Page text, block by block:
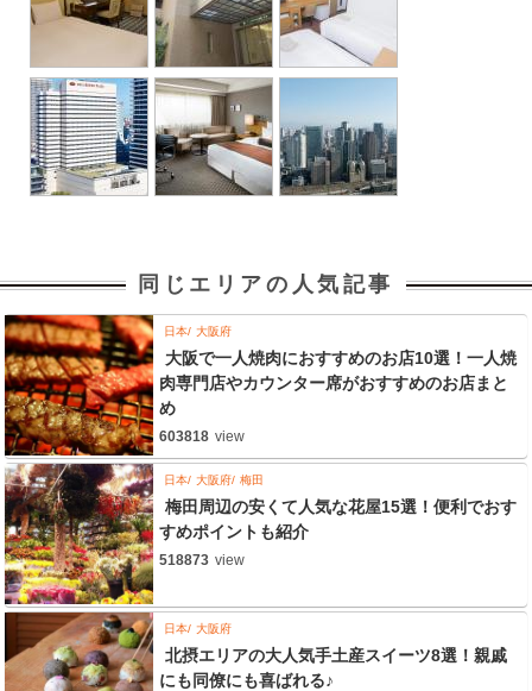
同じエリアの人気記事
日本 大阪府
大阪で一人焼肉におすすめのお店10選！一人焼
肉専門店やカウンター席がおすすめのお店まと
め
603818 view
日本 大阪府 梅田
梅田周辺の安くて人気な花屋15選！便利でおす
すめポイントも紹介
518873 view
日本 大阪府
北摂エリアの大人気手土産スイーツ8選！親戚
にも同僚にも喜ばれる♪